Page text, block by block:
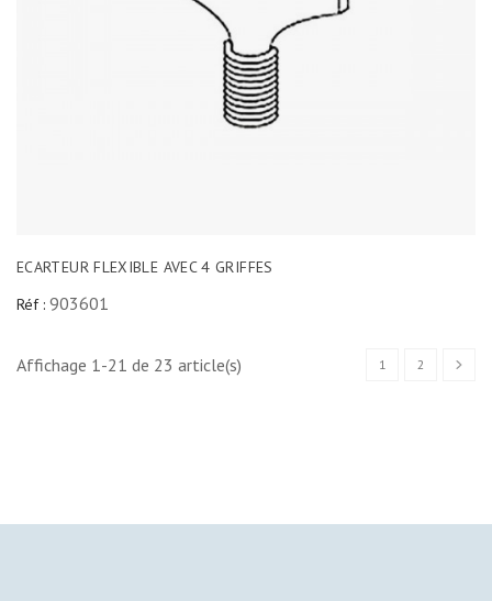
ECARTEUR FLEXIBLE AVEC 4 GRIFFES
Réf : 903601
Affichage 1-21 de 23 article(s) 1 2